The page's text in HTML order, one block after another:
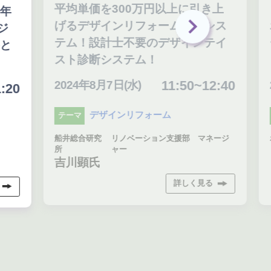
平均単価を300万円以上に引き上
げるデザインリフォーム営業シス
テム！設計士不要のデザインテイ
スト診断システム！
2024年8月7日(水) 11:50~12:40
テーマ デザインリフォーム
船井総合研究
リノベーション支援部 マネージ
吉川顕氏
詳しく見る
ホ